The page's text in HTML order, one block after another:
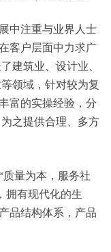
中注重与业界人士
客户层面中力求广
建筑业、设计业、
领域，针对较为复
富的实操经验，分
之提供合理、多方
质量为本，服务社
拥有现代化的生
品结构体系，产品